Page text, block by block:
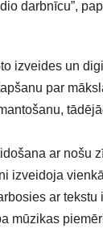
darbnīcu”,
izveides un
par
ar nošu
izveidoja
ar tekstu
mūzikas